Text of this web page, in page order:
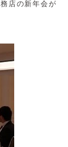
店の新年会が